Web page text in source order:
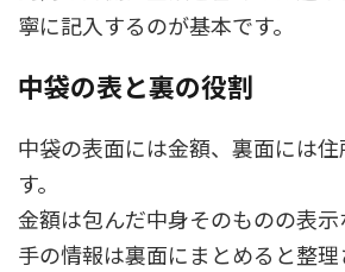
寧に記入するのが基本です。
中袋の表と裏の役割
中袋の表面には金額、裏面には
す。
金額は包んだ中身そのものの表
手の情報は裏面にまとめると整理